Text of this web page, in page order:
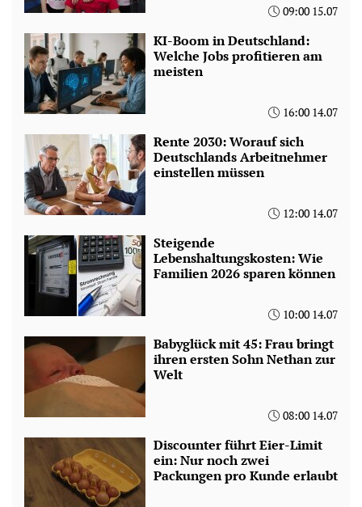
09:00 15.07
KI-Boom in Deutschland:
Welche Jobs profitieren am
meisten
16:00 14.07
Rente 2030: Worauf sich
Deutschlands Arbeitnehmer
einstellen müssen
12:00 14.07
Steigende
Lebenshaltungskosten: Wie
Familien 2026 sparen können
10:00 14.07
Babyglück mit 45: Frau bringt
ihren ersten Sohn Nethan zur
Welt
08:00 14.07
Discounter führt Eier-Limit
ein: Nur noch zwei
Packungen pro Kunde erlaubt